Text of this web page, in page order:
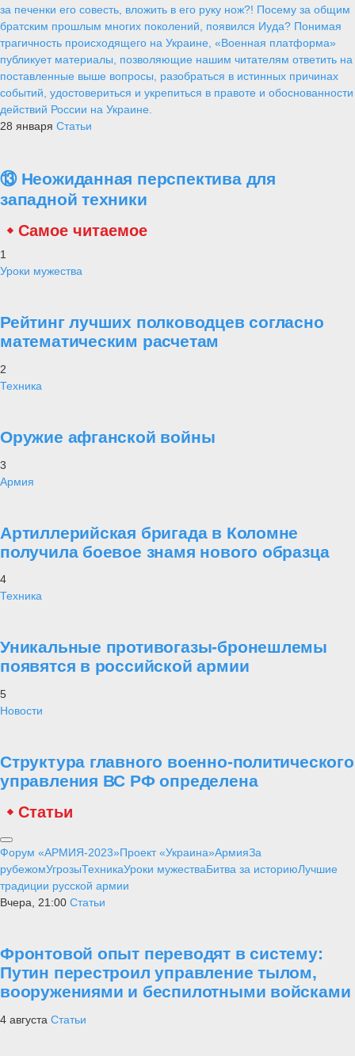
за печенки его совесть, вложить в его руку нож?! Посему за общим
братским прошлым многих поколений, появился Иуда? Понимая
трагичность происходящего на Украине, «Военная платформа»
публикует материалы, позволяющие нашим читателям ответить на
поставленные выше вопросы, разобраться в истинных причинах
событий, удостовериться и укрепиться в правоте и обоснованности
действий России на Украине.
28 января Статьи
⑬ Неожиданная перспектива для
западной техники
Самое читаемое
1
Уроки мужества
Рейтинг лучших полководцев согласно
математическим расчетам
2
Техника
Оружие афганской войны
3
Армия
Артиллерийская бригада в Коломне
получила боевое знамя нового образца
4
Техника
Уникальные противогазы-бронешлемы
появятся в российской армии
5
Новости
Структура главного военно-политического
управления ВС РФ определена
Статьи
Форум «АРМИЯ-2023»Проект «Украина»АрмияЗа
рубежомУгрозыТехникаУроки мужестваБитва за историюЛучшие
традиции русской армии
Вчера, 21:00 Статьи
Фронтовой опыт переводят в систему:
Путин перестроил управление тылом,
вооружениями и беспилотными войсками
4 августа Статьи